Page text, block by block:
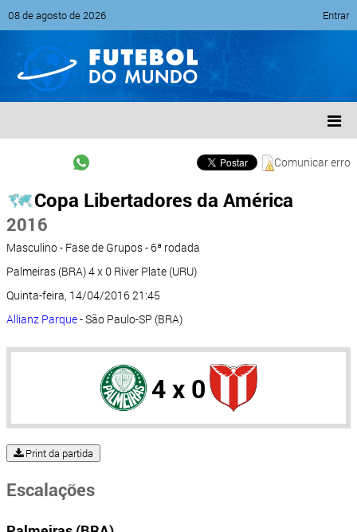
08 de agosto de 2026 Entrar
Comunicar erro
Copa Libertadores da América
2016
Masculino - Fase de Grupos - 6ª rodada
Palmeiras (BRA) 4 x 0 River Plate (URU)
Quinta-feira, 14/04/2016 21:45
Allianz Parque- São Paulo-SP (BRA)
4 x 0
Print da partida
Escalações